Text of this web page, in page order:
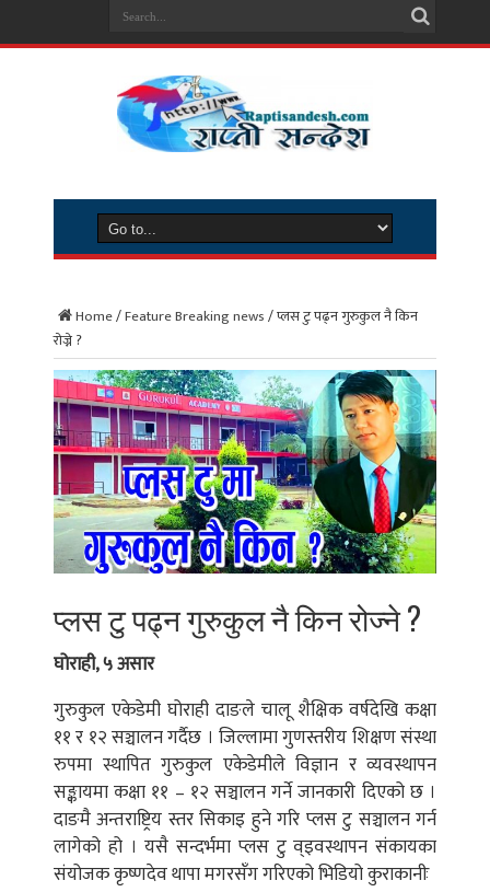
Home/Feature Breaking news/प्लस टु पढ्न गुरुकुल नै किन
रोज्ने ?
प्लस टु पढ्न गुरुकुल नै किन रोज्ने ?
घोराही, ५ असार
गुरुकुल एकेडेमी घोराही दाङले चालू शैक्षिक वर्षदेखि कक्षा
११ र १२ सञ्चालन गर्दैछ । जिल्लामा गुणस्तरीय शिक्षण संस्था
रुपमा स्थापित गुरुकुल एकेडेमीले विज्ञान र व्यवस्थापन
सङ्कायमा कक्षा ११ – १२ सञ्चालन गर्ने जानकारी दिएको छ ।
दाङमै अन्तराष्ट्रिय स्तर सिकाइ हुने गरि प्लस टु सञ्चालन गर्न
लागेको हो । यसै सन्दर्भमा प्लस टु व्इवस्थापन संकायका
संयोजक कृष्णदेव थापा मगरसँग गरिएको भिडियो कुराकानीः